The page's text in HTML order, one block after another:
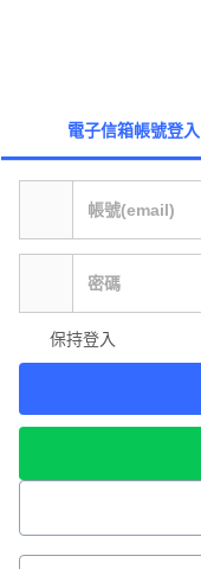
電子信箱帳號登入
保持登入